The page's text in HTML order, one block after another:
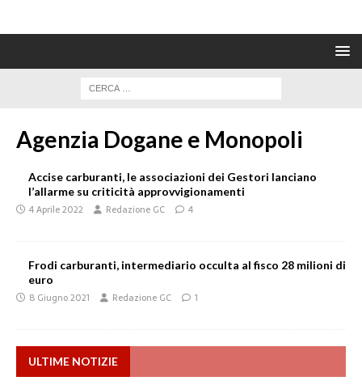
Agenzia Dogane e Monopoli
Accise carburanti, le associazioni dei Gestori lanciano
l’allarme su criticità approvvigionamenti
4 Aprile 2022 Redazione GC 4
Frodi carburanti, intermediario occulta al fisco 28 milioni di
euro
8 Giugno 2021 Redazione GC 1
ULTIME NOTIZIE